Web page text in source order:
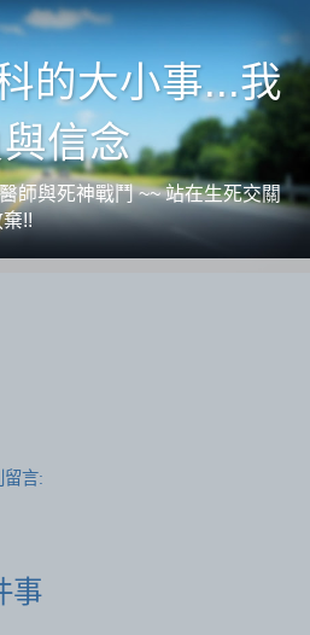
的大小事...我
信念
師與死神戰鬥 ~~ 站在生死交關
!!
留言:
事